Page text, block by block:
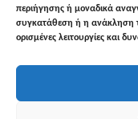
περιήγησης ή μοναδικά
συγκατάθεση ή η ανάκληση
ορισμένες λειτουργίες και